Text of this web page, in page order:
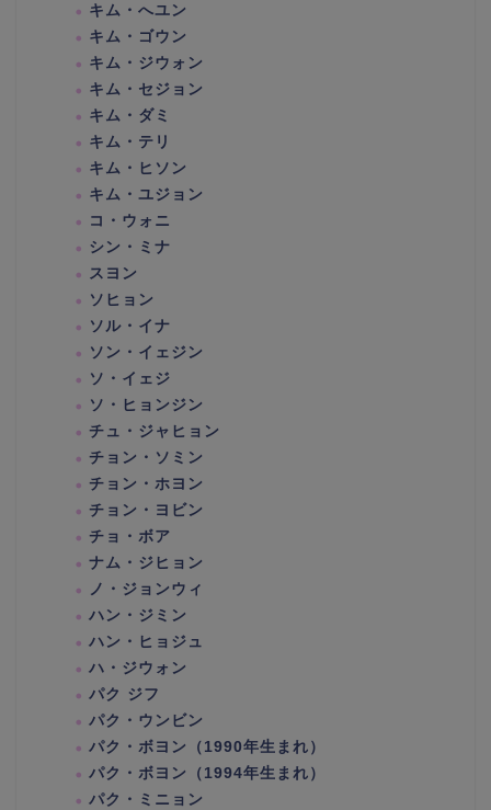
キム・へユン
キム・ゴウン
キム・ジウォン
キム・セジョン
キム・ダミ
キム・テリ
キム・ヒソン
キム・ユジョン
コ・ウォニ
シン・ミナ
スヨン
ソヒョン
ソル・イナ
ソン・イェジン
ソ・イェジ
ソ・ヒョンジン
チュ・ジャヒョン
チョン・ソミン
チョン・ホヨン
チョン・ヨビン
チョ・ボア
ナム・ジヒョン
ノ・ジョンウィ
ハン・ジミン
ハン・ヒョジュ
ハ・ジウォン
パク ジフ
パク・ウンビン
パク・ボヨン（1990年生まれ）
パク・ボヨン（1994年生まれ）
パク・ミニョン